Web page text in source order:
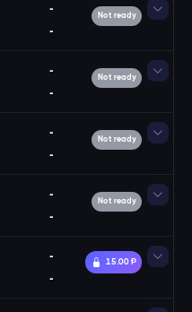
-
-
Not ready
-
-
Not ready
-
-
Not ready
-
-
Not ready
-
-
15.00 Ᵽ